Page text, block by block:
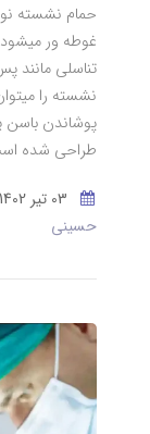
حمام نشسته
غوطه ور
تناسلی مانند
نشسته را
پوشاندن
طراحی شده
حسینی